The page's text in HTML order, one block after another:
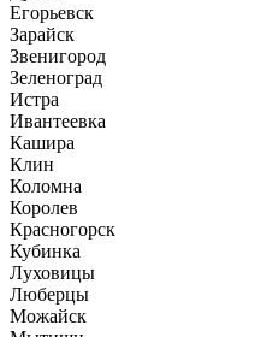
Егорьевск
Зарайск
Звенигород
Зеленоград
Истра
Ивантеевка
Кашира
Клин
Коломна
Королев
Красногорск
Кубинка
Луховицы
Люберцы
Можайск